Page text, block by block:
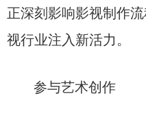
正深刻影响影视制作
视行业注入新活力。
参与艺术创作